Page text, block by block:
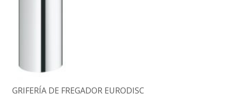
GRIFERÍA DE FREGADOR EURODISC